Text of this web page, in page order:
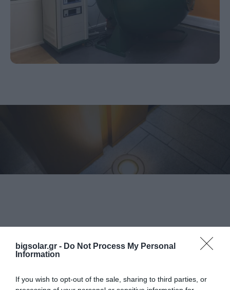
bigsolar.gr - Do Not Process My Personal
Information
If you wish to opt-out of the sale, sharing to third parties, or
Προϊόν ενδιαφέροντος